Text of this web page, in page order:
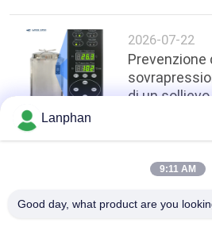
temperatura
verticali da
2026-07-22
Prevenzione
di un
top
Lanphan
9:11 AM
Good day, what product are you